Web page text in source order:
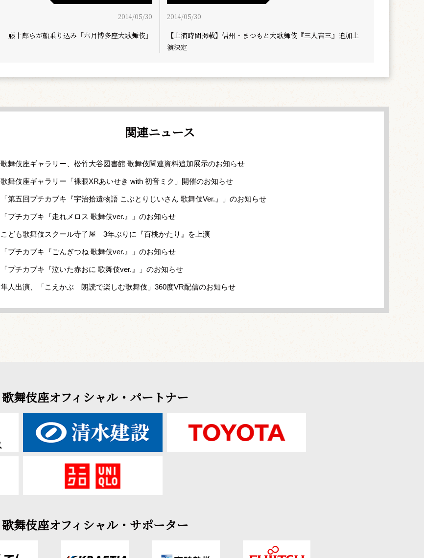
2014/05/30
藤十郎らが船乗り込み「六月博多座大歌舞伎」
2014/05/30
【上演時間掲載】信州・まつもと大歌舞伎『三人吉三』追加上
演決定
関連ニュース
歌舞伎座ギャラリー、松竹大谷図書館 歌舞伎関連資料追加展示のお知らせ
歌舞伎座ギャラリー「裸眼XRあいせき with 初音ミク」開催のお知らせ
「第五回プチカブキ『宇治拾遺物語 こぶとりじいさん 歌舞伎Ver.』」のお知らせ
「プチカブキ『走れメロス 歌舞伎ver.』」のお知らせ
こども歌舞伎スクール寺子屋 3年ぶりに『百桃かたり』を上演
「プチカブキ『ごんぎつね 歌舞伎ver.』」のお知らせ
「プチカブキ『泣いた赤おに 歌舞伎ver.』」のお知らせ
隼人出演、「こえかぶ 朗読で楽しむ歌舞伎」360度VR配信のお知らせ
歌舞伎座オフィシャル・パートナー
歌舞伎座オフィシャル・サポーター